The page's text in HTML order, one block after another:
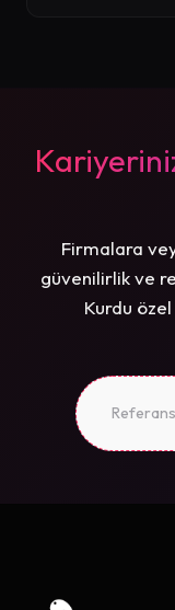
Firmalara
güvenilirlik ve
Kurdu